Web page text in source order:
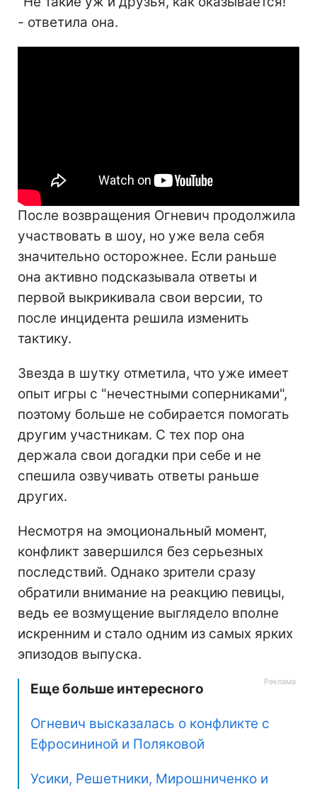
- ответила она.
После возвращения Огневич продолжила
участвовать в шоу, но уже вела себя
значительно осторожнее. Если раньше
она активно подсказывала ответы и
первой выкрикивала свои версии, то
после инцидента решила изменить
тактику.
Звезда в шутку отметила, что уже имеет
опыт игры с "нечестными соперниками",
поэтому больше не собирается помогать
другим участникам. С тех пор она
держала свои догадки при себе и не
спешила озвучивать ответы раньше
других.
Несмотря на эмоциональный момент,
конфликт завершился без серьезных
последствий. Однако зрители сразу
обратили внимание на реакцию певицы,
ведь ее возмущение выглядело вполне
искренним и стало одним из самых ярких
эпизодов выпуска.
Еще больше интересного
Огневич высказалась о конфликте с
Ефросининой и Поляковой
Усики, Решетники, Мирошниченко и